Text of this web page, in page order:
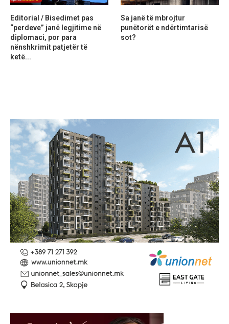
Editorial / Bisedimet pas
“perdeve” janë legjitime në
diplomaci, por para
nënshkrimit patjetër të
ketë...
Sa janë të mbrojtur
punëtorët e ndërtimtarisë
sot?